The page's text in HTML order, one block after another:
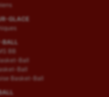
GLACE
BALL
BB
Ball
Ball
Basket-Ball